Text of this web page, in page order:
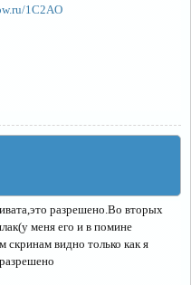
1C2AO
разрешено.Во вторых
меня его и в помине
видно только как я